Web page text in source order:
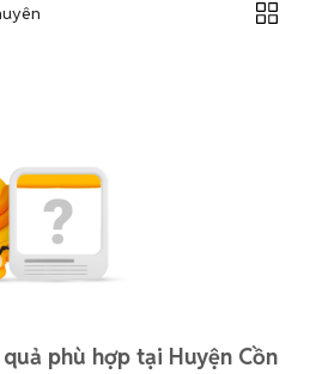
phù hợp tại Huyện Cồn